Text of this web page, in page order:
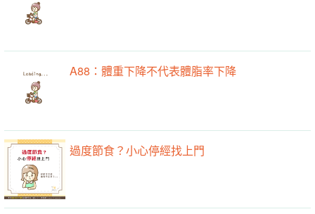
A88：體重下降不代表體脂率下降
過度節食？小心停經找上門